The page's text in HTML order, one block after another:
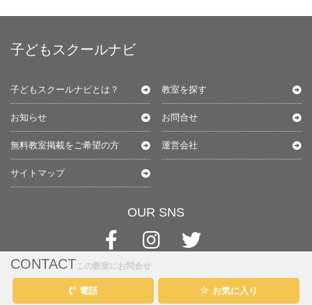
CONTACTこの教室にお問合せ
電話 お気に入り
子どもスクールナビ
子どもスクールナビとは？ 教室を探す
お知らせ お問合せ
無料教室掲載をご希望の方 運営会社
サイトマップ
OUR SNS